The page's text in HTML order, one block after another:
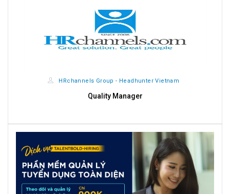
HRchannels Group - Headhunter Vietnam
Quality Manager